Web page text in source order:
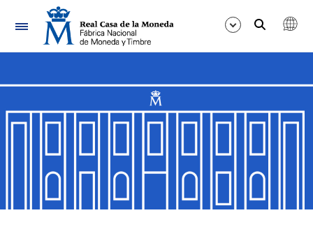
Navegació
Mostra/Amaga
Mostra/Amaga
Mostra/Amaga